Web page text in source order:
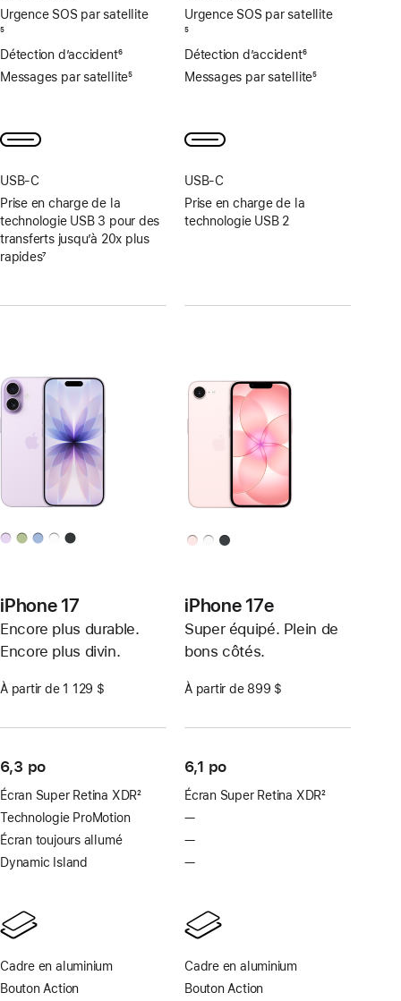
Urgence SOS par satellite
Note
de
de
5
Détection d’accident
Note
page
6
Messages par satellite
bas
de
5
USB‑C
Prise en charge de la
technologie USB 3 pour des
transferts jusqu’à 20x plus
rapides
bas
7
Urgence SOS par satellite
Note
de
de
5
Détection d’accident
Note
page
6
Messages par satellite
bas
de
5
USB‑C
Prise en charge de la
technologie USB 2
iPhone 17
Encore plus durable.
Encore plus divin.
À partir de 1 129 $
6,3 po
Écran Super Retina XDR
Note
de
bas
de
2
Technologie ProMotion
Écran toujours allumé
Dynamic Island
Cadre en aluminium
Bouton Action
iPhone 17e
Super équipé. Plein de
bons côtés.
À partir de 899 $
6,1 po
Écran Super Retina XDR
de
2
—Technologie
—Écran
disponible
—Dynamic Island
Cadre en aluminium
Bouton Action